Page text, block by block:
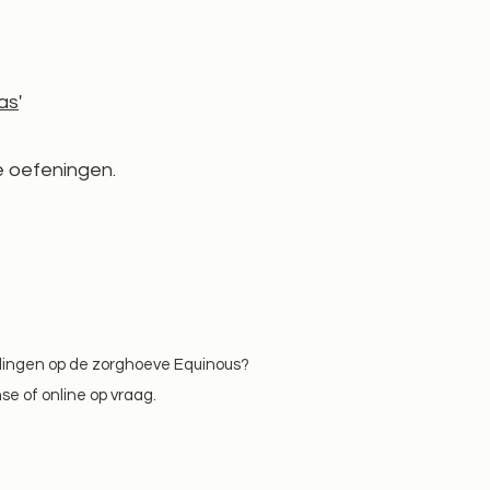
'
oefeningen.
op de zorghoeve Equinous?
of online op vraag.